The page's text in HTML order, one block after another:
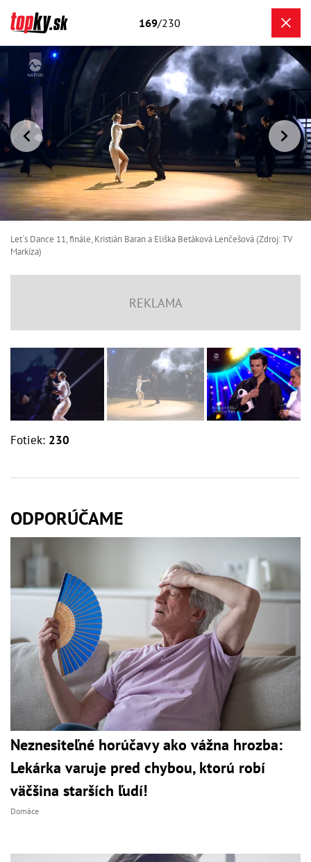
169/230
Let´s Dance 11, finále, Kristián Baran a Eliška Betáková Lenčešová (Zdroj: TV
Markíza)
Fotiek: 230
ODPORÚČAME
Neznesiteľné horúčavy ako vážna hrozba:
Lekárka varuje pred chybou, ktorú robí
väčšina starších ľudí!
Domáce